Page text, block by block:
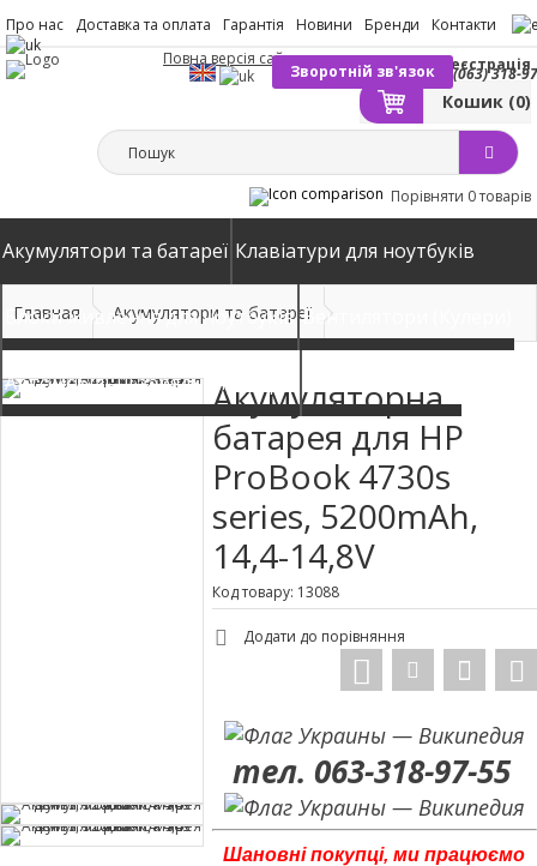
Про нас Доставка та оплата Гарантія Новини Бренди Контакти
(063) 318-
Зворотній зв'язок
Вхід Реєстрація
Кошик (0)
Повна версія сайту
Порівняти 0 товарів
Акумулятори та батареї Клавіатури для ноутбуків
Блоки живлення для ноутбуків Вентилятори (Кулери)
Автомобільні зарядні пристрої
Главная Акумулятори та батареї
Акумуляторна
батарея для HP
ProBook 4730s
series, 5200mAh,
14,4-14,8V
Код товару: 13088
Додати до порівняння
тел. 063-318-97-55
Шановні покупці, ми працюємо